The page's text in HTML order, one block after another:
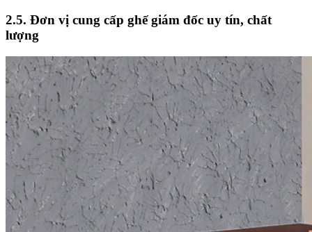
2.5. Đơn vị cung cấp ghế giám đốc uy tín, chất
lượng